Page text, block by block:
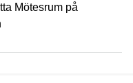
Mötesrum på